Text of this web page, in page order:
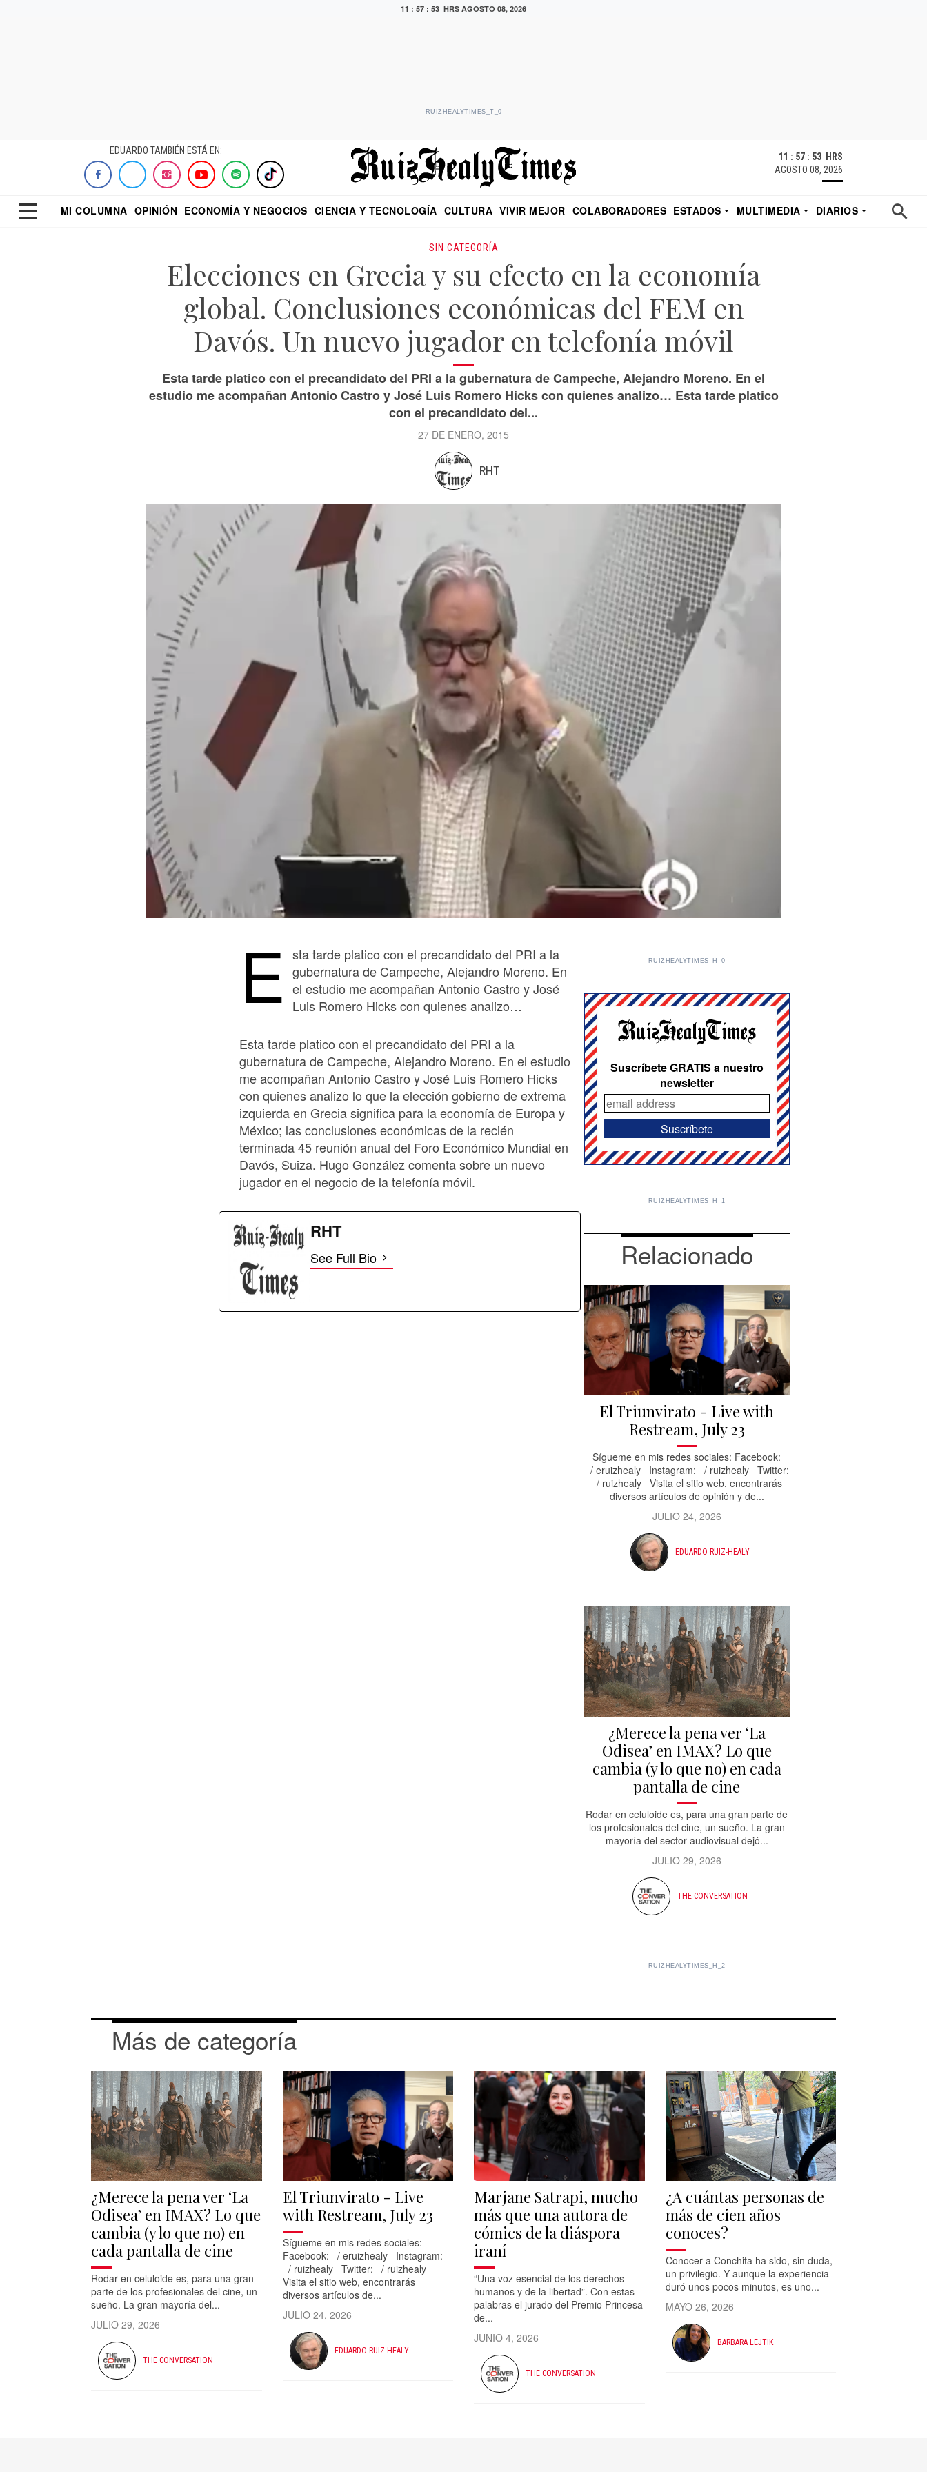
11 : 57 : 54 HRS AGOSTO 08, 2026
RUIZHEALYTIMES_T_0
EDUARDO TAMBIÉN ESTÁ EN:
11 : 57 : 54 HRS
AGOSTO 08, 2026
MI COLUMNA OPINIÓN ECONOMÍA Y NEGOCIOS CIENCIA Y TECNOLOGÍA CULTURA VIVIR MEJOR COLABORADORES ESTADOS MULTIMEDIA
DIARIOS
SIN CATEGORÍA
Elecciones en Grecia y su efecto en la economía
global. Conclusiones económicas del FEM en
Davós. Un nuevo jugador en telefonía móvil
Esta tarde platico con el precandidato del PRI a la gubernatura de Campeche, Alejandro Moreno. En el
estudio me acompañan Antonio Castro y José Luis Romero Hicks con quienes analizo… Esta tarde platico
con el precandidato del...
27 DE ENERO, 2015
RHT
E sta tarde platico con el precandidato del PRI a la
gubernatura de Campeche, Alejandro Moreno. En
el estudio me acompañan Antonio Castro y José
Luis Romero Hicks con quienes analizo…
Esta tarde platico con el precandidato del PRI a la
gubernatura de Campeche, Alejandro Moreno. En el estudio
me acompañan Antonio Castro y José Luis Romero Hicks
con quienes analizo lo que la elección gobierno de extrema
izquierda en Grecia significa para la economía de Europa y
México; las conclusiones económicas de la recién
terminada 45 reunión anual del Foro Económico Mundial en
Davós, Suiza. Hugo González comenta sobre un nuevo
jugador en el negocio de la telefonía móvil.
RHT
See Full Bio
RUIZHEALYTIMES_H_0
Suscríbete GRATIS a nuestro
newsletter
RUIZHEALYTIMES_H_1
Relacionado
El Triunvirato - Live with
Restream, July 23
Sígueme en mis redes sociales: Facebook:
/ eruizhealy Instagram: / ruizhealy Twitter:
/ ruizhealy Visita el sitio web, encontrarás
diversos artículos de opinión y de...
JULIO 24, 2026
EDUARDO RUIZ-HEALY
¿Merece la pena ver ‘La
Odisea’ en IMAX? Lo que
cambia (y lo que no) en cada
pantalla de cine
Rodar en celuloide es, para una gran parte de
los profesionales del cine, un sueño. La gran
mayoría del sector audiovisual dejó...
JULIO 29, 2026
THE CONVERSATION
RUIZHEALYTIMES_H_2
Más de categoría
¿Merece la pena ver ‘La
Odisea’ en IMAX? Lo que
cambia (y lo que no) en
cada pantalla de cine
Rodar en celuloide es, para una gran
parte de los profesionales del cine, un
sueño. La gran mayoría del...
JULIO 29, 2026
THE CONVERSATION
El Triunvirato - Live
with Restream, July 23
Sígueme en mis redes sociales:
Facebook: / eruizhealy Instagram:
/ ruizhealy Twitter: / ruizhealy
Visita el sitio web, encontrarás
diversos artículos de...
JULIO 24, 2026
EDUARDO RUIZ-HEALY
Marjane Satrapi, mucho
más que una autora de
cómics de la diáspora
iraní
“Una voz esencial de los derechos
humanos y de la libertad”. Con estas
palabras el jurado del Premio Princesa
de...
JUNIO 4, 2026
THE CONVERSATION
¿A cuántas personas de
más de cien años
conoces?
Conocer a Conchita ha sido, sin duda,
un privilegio. Y aunque la experiencia
duró unos pocos minutos, es uno...
MAYO 26, 2026
BARBARA LEJTIK